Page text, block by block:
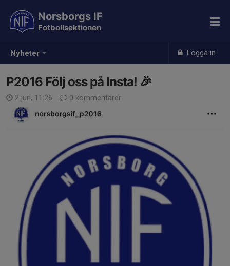
Nyheter Logga in
Norsborgs IF
Fotbollsektionen
P2016 Följ oss på Insta! 🎉
2 jun, 11:26 0 kommentarer